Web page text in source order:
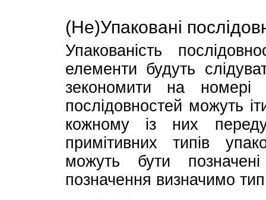
(Не)Упаковані
Упакованість
елементи будуть
зекономити на номері
послідовностей можуть
кожному із них
примітивних типів
можуть бути
позначення визначимо